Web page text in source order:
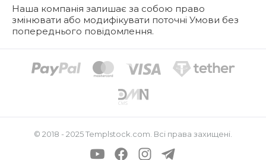
Наша компанія залишає за собою право
змінювати або модифікувати поточні Умови без
попереднього повідомлення.
© 2018 - 2025Templstock.com . Всі права захищені.